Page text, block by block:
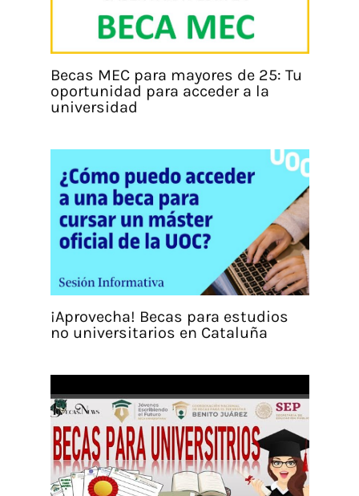
Becas MEC para mayores de 25: Tu
oportunidad para acceder a la
universidad
¡Aprovecha! Becas para estudios
no universitarios en Cataluña